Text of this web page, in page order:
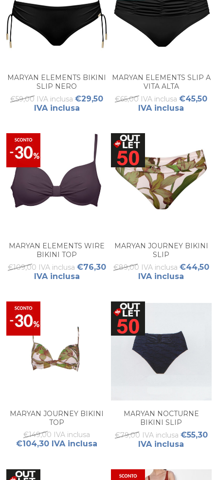
MARYAN ELEMENTS BIKINI
SLIP NERO
€59,00 IVA inclusa €29,50
IVA inclusa
MARYAN ELEMENTS SLIP A
VITA ALTA
€65,00 IVA inclusa €45,50
IVA inclusa
MARYAN ELEMENTS WIRE
BIKINI TOP
€109,00 IVA inclusa €76,30
IVA inclusa
MARYAN JOURNEY BIKINI
SLIP
€89,00 IVA inclusa €44,50
IVA inclusa
MARYAN JOURNEY BIKINI
TOP
€149,00 IVA inclusa
€104,30 IVA inclusa
MARYAN NOCTURNE
BIKINI SLIP
€79,00 IVA inclusa €55,30
IVA inclusa